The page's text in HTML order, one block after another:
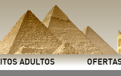
ADULTOS